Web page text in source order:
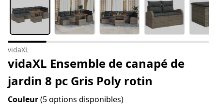
vidaXL
vidaXL Ensemble de canapé de
jardin 8 pc Gris Poly rotin
Couleur(5 options disponibles)